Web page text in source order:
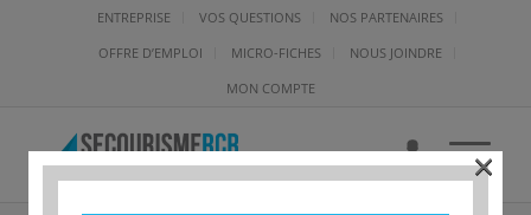
ENTREPRISE VOS QUESTIONS
NOS PARTENAIRES
OFFRE D’EMPLOI
MICRO-FICHES
NOUS JOINDRE
MON COMPTE
×